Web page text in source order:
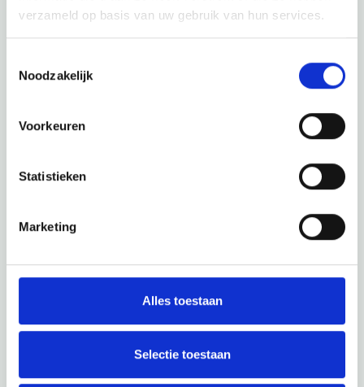
verzameld op basis van uw gebruik van hun services.
Noodzakelijk
Voorkeuren
Statistieken
Marketing
Alles toestaan
Selectie toestaan
te zien wat deze prachtige omgeving nog meer te bieden
heeft.